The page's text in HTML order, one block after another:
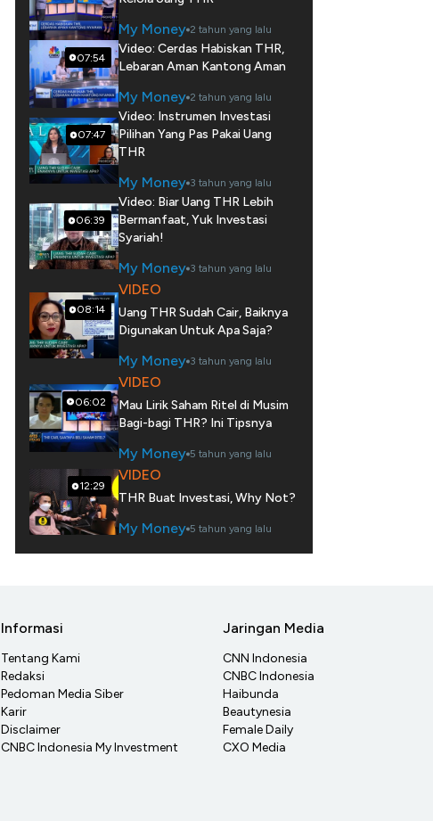
My Money 2 tahun yang lalu
07:54
Video: Cerdas Habiskan THR,
Lebaran Aman Kantong Aman
My Money 2 tahun yang lalu
07:47
Video: Instrumen Investasi
Pilihan Yang Pas Pakai Uang
THR
My Money 3 tahun yang lalu
06:39
Video: Biar Uang THR Lebih
Bermanfaat, Yuk Investasi
Syariah!
My Money 3 tahun yang lalu
08:14
VIDEO
Uang THR Sudah Cair, Baiknya
Digunakan Untuk Apa Saja?
My Money 3 tahun yang lalu
06:02
VIDEO
Mau Lirik Saham Ritel di Musim
Bagi-bagi THR? Ini Tipsnya
My Money 5 tahun yang lalu
12:29
VIDEO
THR Buat Investasi, Why Not?
My Money 5 tahun yang lalu
Informasi
Tentang Kami
Redaksi
Pedoman Media Siber
Karir
Disclaimer
CNBC Indonesia My Investment
Jaringan Media
CNN Indonesia
CNBC Indonesia
Haibunda
Beautynesia
Female Daily
CXO Media